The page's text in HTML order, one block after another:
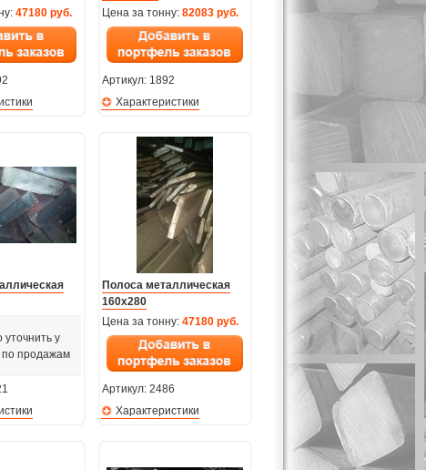
47180 руб.
Цена за тонну: 82083 руб.
Артикул: 1892
Характеристики
у
продажам
Полоса металлическая
160х280
Цена за тонну: 47180 руб.
Артикул: 2486
Характеристики